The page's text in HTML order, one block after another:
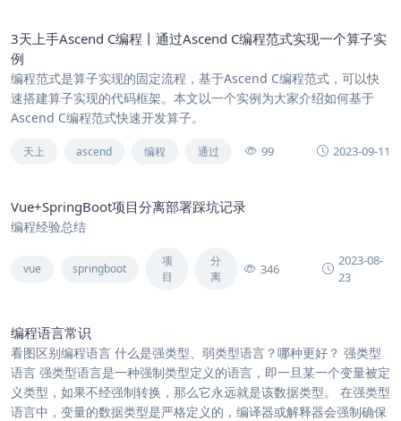
3天上手Ascend C编程丨通过Ascend C编程范式实现一个算子实
例
编程范式是算子实现的固定流程，基于Ascend C编程范式，可以快
速搭建算子实现的代码框架。本文以一个实例为大家介绍如何基于
Ascend C编程范式快速开发算子。
天上 ascend 编程 通过 99 2023-09-11
Vue+SpringBoot项目分离部署踩坑记录
编程经验总结
vue springboot
项
目
分
离
346
2023-08-
23
编程语言常识
看图区别编程语言 什么是强类型、弱类型语言？哪种更好？ 强类型
语言 强类型语言是一种强制类型定义的语言，即一旦某一个变量被定
义类型，如果不经强制转换，那么它永远就是该数据类型。 在强类型
语言中，变量的数据类型是严格定义的，编译器或解释器会强制确保